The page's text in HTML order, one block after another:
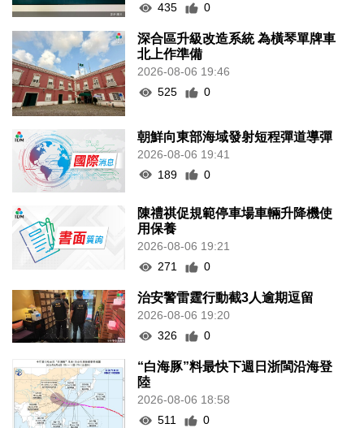
435
0
深合區升級改造系統 為橫琴單牌車
北上作準備
2026-08-06 19:46
525
0
朝鮮向東部海域發射短程彈道導彈
2026-08-06 19:41
189
0
陳禮祺促規範停車場車輛升降機使
用保養
2026-08-06 19:21
271
0
治安警雷霆行動截3人逾期逗留
2026-08-06 19:20
326
0
“白海豚”料最快下週日浙閩沿海登
陸
2026-08-06 18:58
511
0